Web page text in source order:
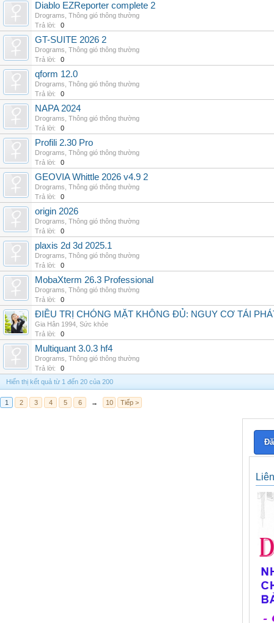
Diablo EZReporter complete 2
Drograms Thông gió thông thường
Trả lời:
0
GT-SUITE 2026 2
Drograms Thông gió thông thường
Trả lời:
0
qform 12.0
Drograms Thông gió thông thường
Trả lời:
0
NAPA 2024
Drograms Thông gió thông thường
Trả lời:
0
Profili 2.30 Pro
Drograms Thông gió thông thường
Trả lời:
0
GEOVIA Whittle 2026 v4.9 2
Drograms Thông gió thông thường
Trả lời:
0
origin 2026
Drograms Thông gió thông thường
Trả lời:
0
plaxis 2d 3d 2025.1
Drograms Thông gió thông thường
Trả lời:
0
MobaXterm 26.3 Professional
Drograms Thông gió thông thường
Trả lời:
0
ĐIỀU TRỊ CHÓNG MẶT KHÔNG ĐỦ: NGUY CƠ TÁI
Gia Hân 1994 Sức khỏe
Trả lời:
0
Multiquant 3.0.3 hf4
Drograms Thông gió thông thường
Trả lời:
0
Hiển thị kết quả từ 1 đến 20 của 200
1 2 3 4 5 6 → 10 Tiếp >